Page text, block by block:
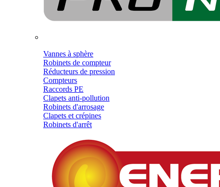
Vannes à sphère
Robinets de compteur
Réducteurs de pression
Compteurs
Raccords PE
Clapets anti-pollution
Robinets d'arrosage
Clapets et crépines
Robinets d'arrêt